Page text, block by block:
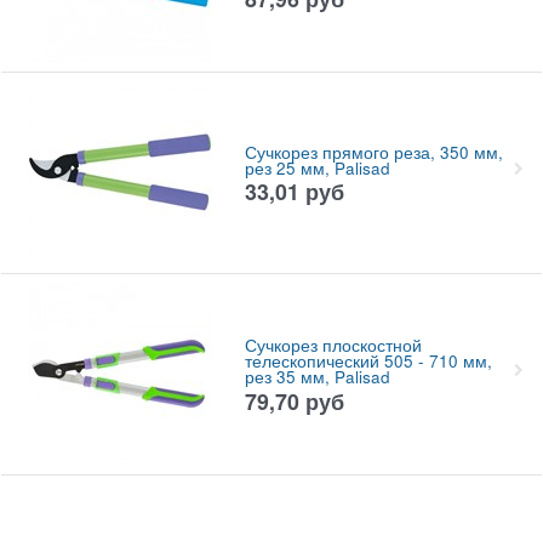
Сучкорез прямого реза, 350 мм,
рез 25 мм, Palisad
33,01 руб
Сучкорез плоскостной
телескопический 505 - 710 мм,
рез 35 мм, Palisad
79,70 руб